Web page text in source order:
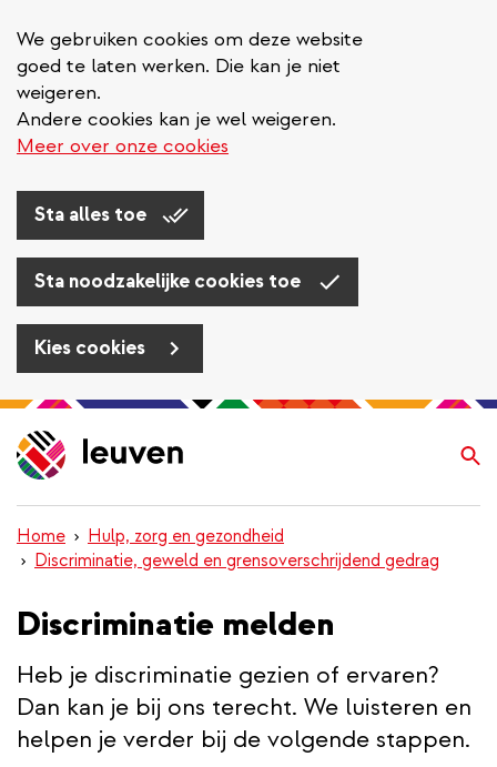
We gebruiken cookies om deze website
goed te laten werken. Die kan je niet
weigeren.
Andere cookies kan je wel weigeren.
Meer over onze cookies
Sta alles toe
Sta noodzakelijke cookies toe
Kies cookies
Overslaan
en
naar
inhoud
gaan
Home
Hulp, zorg en gezondheid
Discriminatie, geweld en grensoverschrijdend gedrag
Discriminatie melden
Heb je discriminatie gezien of ervaren?
Dan kan je bij ons terecht. We luisteren en
helpen je verder bij de volgende stappen.